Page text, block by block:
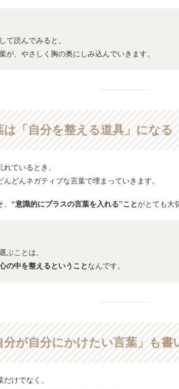
て読んでみると、
が、やさしく胸の奥にしみ込んでいきます。
は「自分を整える道具」になる
ているとき、
んどんネガティブな言葉で埋まっていきます。
“意識的にプラスの言葉を入れる”ことがとても大
ぶことは、
の中を整えるということなんです。
分が自分にかけたい言葉」も書
けでなく、